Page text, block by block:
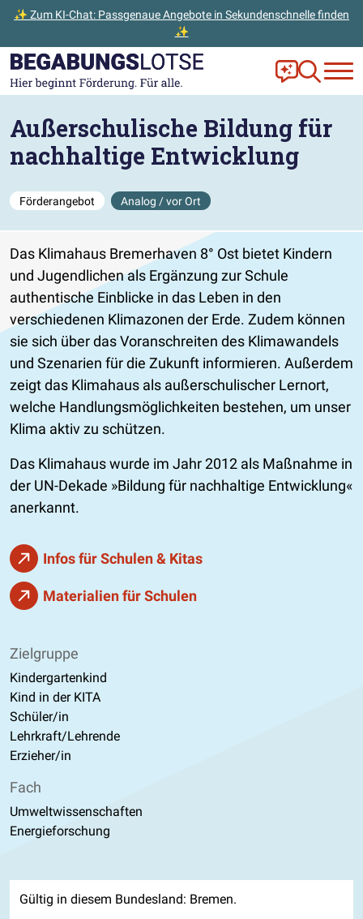
✨ Zum KI-Chat: Passgenaue Angebote in Sekundenschnelle finden
✨
Zum Hauptinhalt der Seite springen
Zur Startseite gehen Frag Ella!
Zur
Außerschulische Bildung für
nachhaltige Entwicklung
Förderangebot Analog / vor Ort
Das Klimahaus Bremerhaven 8° Ost bietet Kindern
und Jugendlichen als Ergänzung zur Schule
authentische Einblicke in das Leben in den
verschiedenen Klimazonen der Erde. Zudem können
sie sich über das Voranschreiten des Klimawandels
und Szenarien für die Zukunft informieren. Außerdem
zeigt das Klimahaus als außerschulischer Lernort,
welche Handlungsmöglichkeiten bestehen, um unser
Klima aktiv zu schützen.
Das Klimahaus wurde im Jahr 2012 als Maßnahme in
der UN-Dekade »Bildung für nachhaltige Entwicklung«
anerkannt.
Infos für Schulen & Kitas
Materialien für Schulen
Zielgruppe
Kindergartenkind
Kind in der KITA
Schüler/in
Lehrkraft/Lehrende
Erzieher/in
Fach
Umweltwissenschaften
Energieforschung
Gültig in diesem Bundesland: Bremen.